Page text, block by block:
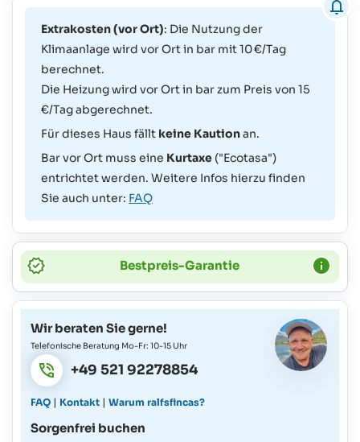
Extrakosten (vor Ort): Die Nutzung der
Klimaanlage wird vor Ort in bar mit 10 €/Tag
berechnet.
Die Heizung wird vor Ort in bar zum Preis von 15
€/Tag abgerechnet.
Für dieses Haus fällt keine Kautionan.
Bar vor Ort muss eine Kurtaxe ("Ecotasa")
entrichtet werden. Weitere Infos hierzu finden
Sie auch unter: FAQ
Bestpreis-Garantie
Wir beraten Sie gerne!
Telefonische Beratung Mo-Fr: 10-15 Uhr
+49 521 92278854
FAQ | Kontakt | Warum ralfsfincas?
Sorgenfrei buchen